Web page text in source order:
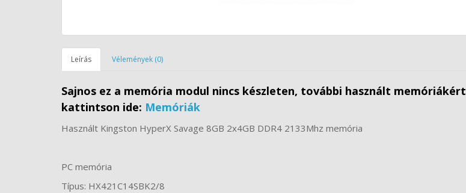
Leírás Vélemények (0)
Sajnos ez a memória modul nincs készleten, további használt memóriákért
kattintson ide: Memóriák
Használt Kingston HyperX Savage 8GB 2x4GB DDR4 2133Mhz memória
PC memória
Típus: HX421C14SBK2/8